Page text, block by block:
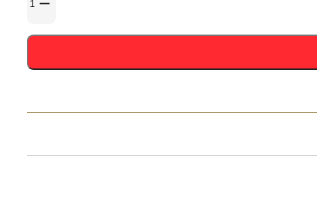
de
Maple
Banger
12,5%